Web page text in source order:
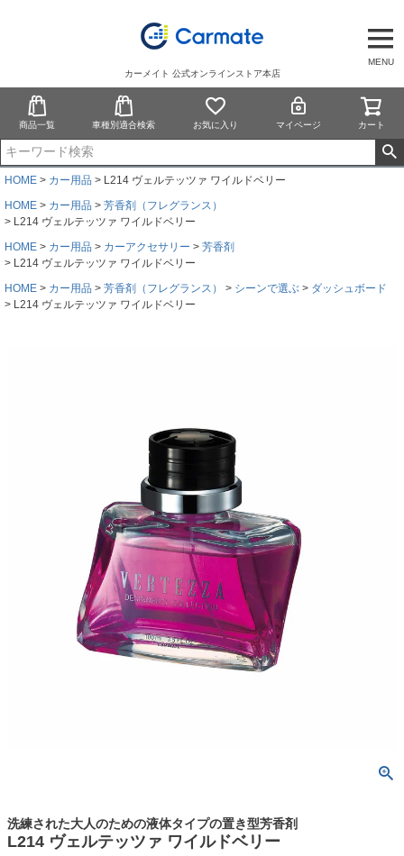
MENU
カーメイト 公式オンラインストア本店
商品一覧 車種別適合検索 お気に入り マイページ カート
HOME カー用品
L214 ヴェルテッツァ ワイルドベリー
HOME
カー用品
芳香剤（フレグランス）
L214 ヴェルテッツァ ワイルドベリー
HOME
カー用品 カーアクセサリー
芳香剤
L214 ヴェルテッツァ ワイルドベリー
HOME
カー用品 芳香剤（フレグランス） シーンで選ぶ
ダッシュボード
L214 ヴェルテッツァ ワイルドベリー
洗練された大人のための液体タイプの置き型芳香剤
L214 ヴェルテッツァ ワイルドベリー